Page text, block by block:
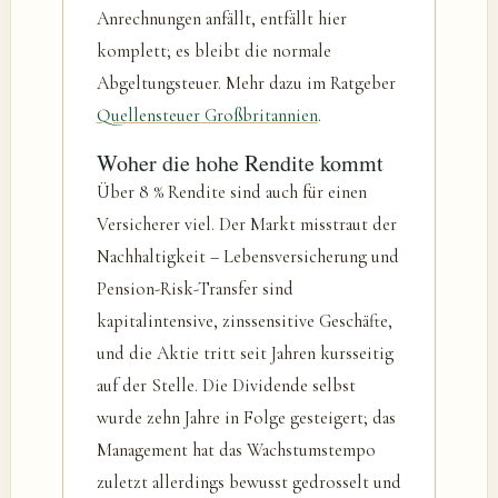
Anrechnungen anfällt, entfällt hier
komplett; es bleibt die normale
Abgeltungsteuer. Mehr dazu im Ratgeber
Quellensteuer Großbritannien.
Woher die hohe Rendite kommt
Über 8 % Rendite sind auch für einen
Versicherer viel. Der Markt misstraut der
Nachhaltigkeit – Lebensversicherung und
Pension-Risk-Transfer sind
kapitalintensive, zinssensitive Geschäfte,
und die Aktie tritt seit Jahren kursseitig
auf der Stelle. Die Dividende selbst
wurde zehn Jahre in Folge gesteigert; das
Management hat das Wachstumstempo
zuletzt allerdings bewusst gedrosselt und